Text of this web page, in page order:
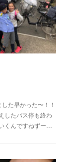
た早かった〜！！
したバス停も終わ
くんですねずー…